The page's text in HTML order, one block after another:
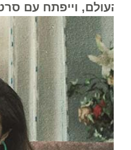
וייפתח עם